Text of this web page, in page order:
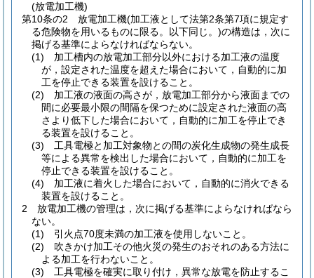
(放電加工機)
第10条の2
放電加工機(加工液として法第2条第7項に規定す
る危険物を用いるものに限る。以下同じ。)の構造は，次に
掲げる基準によらなければならない。
(1)
加工槽内の放電加工部分以外における加工液の温度
が，設定された温度を超えた場合において，自動的に加
工を停止できる装置を設けること。
(2)
加工液の液面の高さが，放電加工部分から液面までの
間に必要最小限の間隔を保つために設定された液面の高
さより低下した場合において，自動的に加工を停止でき
る装置を設けること。
(3)
工具電極と加工対象物との間の炭化生成物の発生成長
等による異常を検出した場合において，自動的に加工を
停止できる装置を設けること。
(4)
加工液に着火した場合において，自動的に消火できる
装置を設けること。
2
放電加工機の管理は，次に掲げる基準によらなければなら
ない。
(1)
引火点70度未満の加工液を使用しないこと。
(2)
吹きかけ加工その他火災の発生のおそれのある方法に
よる加工を行わないこと。
(3)
工具電極を確実に取り付け，異常な放電を防止するこ